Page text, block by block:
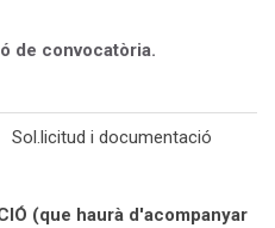
de convocatòria.
Sol.licitud i documentació
(que haurà d'acompanyar